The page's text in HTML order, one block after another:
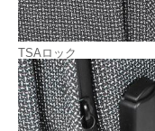
TSAロック